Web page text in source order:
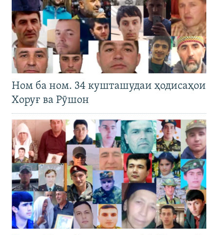
Ном ба ном. 34 кушташудаи ҳодисаҳои
Хоруғ ва Рӯшон